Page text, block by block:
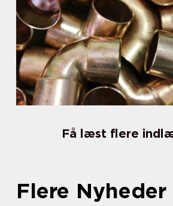
Få læst flere
Flere Nyheder